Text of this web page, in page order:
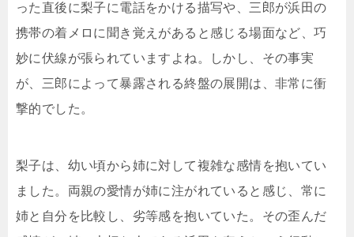
った直後に梨子に電話をかける描写や、三郎が浜田の
携帯の着メロに聞き覚えがあると感じる場面など、巧
妙に伏線が張られていますよね。しかし、その事実
が、三郎によって暴露される終盤の展開は、非常に衝
撃的でした。
梨子は、幼い頃から姉に対して複雑な感情を抱いてい
ました。両親の愛情が姉に注がれていると感じ、常に
姉と自分を比較し、劣等感を抱いていた。その歪んだ